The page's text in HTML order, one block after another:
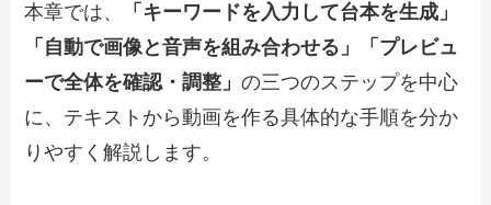
本章では、
「キーワードを入力して台本を生成」
「自動で画像と音声を組み合わせる」「プレビュ
ーで全体を確認・調整」の三つのステップを中心
に、テキストから動画を作る具体的な手順を分か
りやすく解説します。